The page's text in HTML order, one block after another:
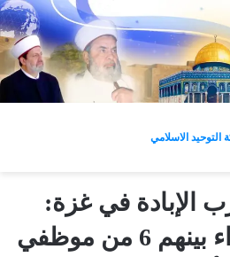
التوحيد الاسلامي
الإبادة في غزة:
عشرات الشهداء بينهم 6 من موظفي